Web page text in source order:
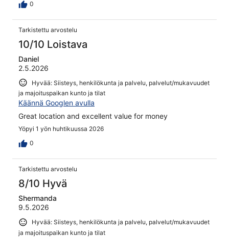
0
Tarkistettu arvostelu
10/10 Loistava
Daniel
2.5.2026
Hyvää: Siisteys, henkilökunta ja palvelu, palvelut/mukavuudet
ja majoituspaikan kunto ja tilat
Käännä Googlen avulla
Great location and excellent value for money
Yöpyi 1 yön huhtikuussa 2026
0
Tarkistettu arvostelu
8/10 Hyvä
Shermanda
9.5.2026
Hyvää: Siisteys, henkilökunta ja palvelu, palvelut/mukavuudet
ja majoituspaikan kunto ja tilat